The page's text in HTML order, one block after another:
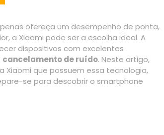
ofereça um desempenho de ponta,
a Xiaomi pode ser a escolha ideal. A
dispositivos com excelentes
cancelamento de ruído. Neste artigo,
Xiaomi que possuem essa tecnologia,
se para descobrir o smartphone